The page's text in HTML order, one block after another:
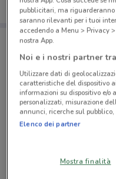
Negozi Mercedes a
Via Salaria, 713
pubblicitari, ma
saranno rilevanti per i tuoi
accedendo a Menu > Privacy
nostra App.
Noi e i nostri partner
Utilizzare dati di
caratteristiche del dispositivo
informazioni su dispositivo e/o
personalizzati, misurazione
annunci, ricerche sul pubblico,
Elenco dei partner
Mostra finalità